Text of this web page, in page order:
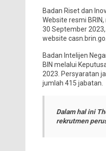
Badan Riset dan
Website resmi
30 September
website
Badan Intelijen
BIN melalui
2023. Persyaratan
jumlah 415 jabatan.
Dalam hal ini
rekrutmen